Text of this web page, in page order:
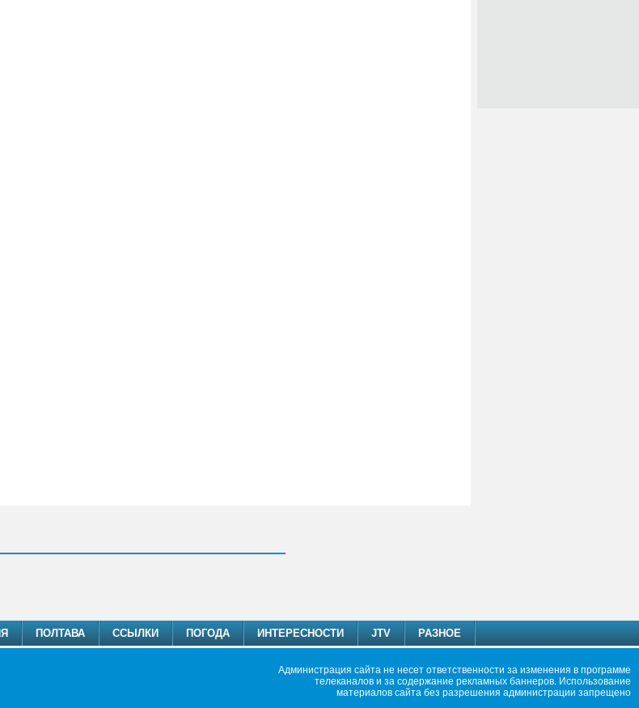
ПОЛТАВА ССЫЛКИ ПОГОДА ИНТЕРЕСНОСТИ JTV РАЗНОЕ
Администрация сайта не несет ответственности за изменения в программе
телеканалов и за содержание рекламных баннеров. Использование
материалов сайта без разрешения администрации запрещено